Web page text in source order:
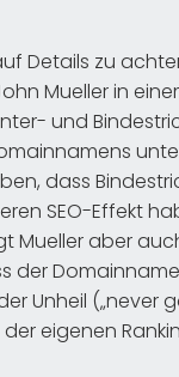
Details zu
Mueller in
und
dass
SEO-Effekt
Mueller aber
der
Unheil („never
der eigenen